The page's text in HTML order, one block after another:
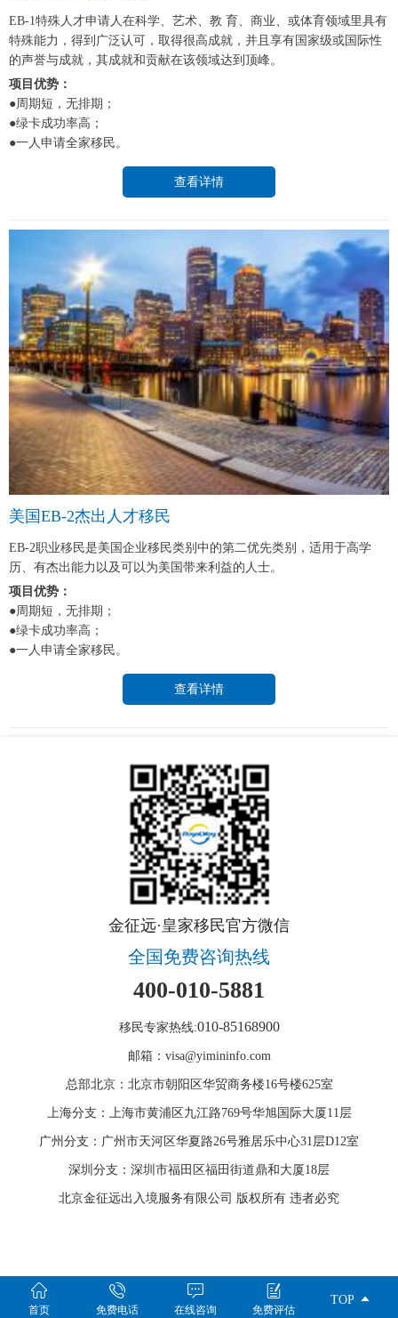
EB-1特殊人才申请人在科学、艺术、教 育、商业、或体育领域里具有
特殊能力，得到广泛认可，取得很高成就，并且享有国家级或国际性
的声誉与成就，其成就和贡献在该领域达到顶峰。
项目优势：
●周期短，无排期；
●绿卡成功率高；
●一人申请全家移民。
查看详情
美国EB-2杰出人才移民
EB-2职业移民是美国企业移民类别中的第二优先类别，适用于高学
历、有杰出能力以及可以为美国带来利益的人士。
项目优势：
●周期短，无排期；
●绿卡成功率高；
●一人申请全家移民。
查看详情
金征远·皇家移民官方微信
全国免费咨询热线
400-010-5881
移民专家热线:010-85168900
邮箱：visa@yimininfo.com
总部北京：北京市朝阳区华贸商务楼16号楼625室
上海分支：上海市黄浦区九江路769号华旭国际大厦11层
广州分支：广州市天河区华夏路26号雅居乐中心31层D12室
深圳分支：深圳市福田区福田街道鼎和大厦18层
北京金征远出入境服务有限公司 版权所有 违者必究

首页

免费电话

在线咨询

免费评估
TOP 